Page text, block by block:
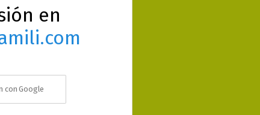
en
con Google